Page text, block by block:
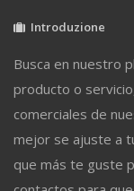
Introduzione
Busca en nuestro
producto o
comerciales de
mejor se ajuste a
que más te guste